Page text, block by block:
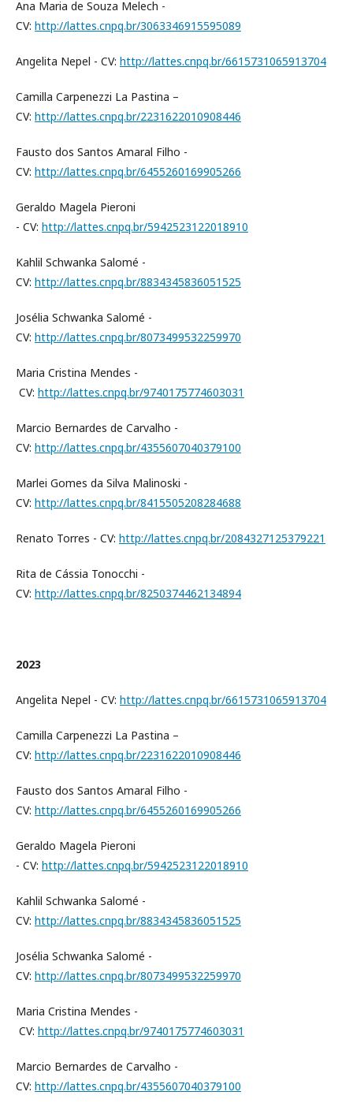
Ana Maria de Souza Melech -
CV: http://lattes.cnpq.br/3063346915595089
Angelita Nepel - CV: http://lattes.cnpq.br/6615731065913704
Camilla Carpenezzi La Pastina –
CV: http://lattes.cnpq.br/2231622010908446
Fausto dos Santos Amaral Filho -
CV: http://lattes.cnpq.br/6455260169905266
Geraldo Magela Pieroni
- CV: http://lattes.cnpq.br/5942523122018910
Kahlil Schwanka Salomé -
CV: http://lattes.cnpq.br/8834345836051525
Josélia Schwanka Salomé -
CV: http://lattes.cnpq.br/8073499532259970
Maria Cristina Mendes -
CV: http://lattes.cnpq.br/9740175774603031
Marcio Bernardes de Carvalho -
CV: http://lattes.cnpq.br/4355607040379100
Marlei Gomes da Silva Malinoski -
CV: http://lattes.cnpq.br/8415505208284688
Renato Torres - CV: http://lattes.cnpq.br/2084327125379221
Rita de Cássia Tonocchi -
CV: http://lattes.cnpq.br/8250374462134894
2023
Angelita Nepel - CV: http://lattes.cnpq.br/6615731065913704
Camilla Carpenezzi La Pastina –
CV: http://lattes.cnpq.br/2231622010908446
Fausto dos Santos Amaral Filho -
CV: http://lattes.cnpq.br/6455260169905266
Geraldo Magela Pieroni
- CV: http://lattes.cnpq.br/5942523122018910
Kahlil Schwanka Salomé -
CV: http://lattes.cnpq.br/8834345836051525
Josélia Schwanka Salomé -
CV: http://lattes.cnpq.br/8073499532259970
Maria Cristina Mendes -
CV: http://lattes.cnpq.br/9740175774603031
Marcio Bernardes de Carvalho -
CV: http://lattes.cnpq.br/4355607040379100